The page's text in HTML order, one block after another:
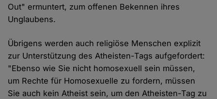
Out" ermuntert, zum offenen Bekennen ihres
Unglaubens.
Übrigens werden auch religiöse Menschen explizit
zur Unterstützung des Atheisten-Tags aufgefordert:
"Ebenso wie Sie nicht homosexuell sein müssen,
um Rechte für Homosexuelle zu fordern, müssen
Sie auch kein Atheist sein, um den Atheisten-Tag zu